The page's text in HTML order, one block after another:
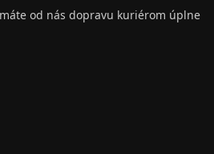
od nás dopravu kuriérom úplne